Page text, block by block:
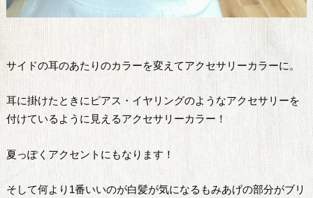
サイドの耳のあたりのカラーを変えてアクセサリーカラーに。
耳に掛けたときにピアス・イヤリングのようなアクセサリーを
付けているように見えるアクセサリーカラー！
夏っぽくアクセントにもなります！
そして何より1番いいのが白髪が気になるもみあげの部分がブリ